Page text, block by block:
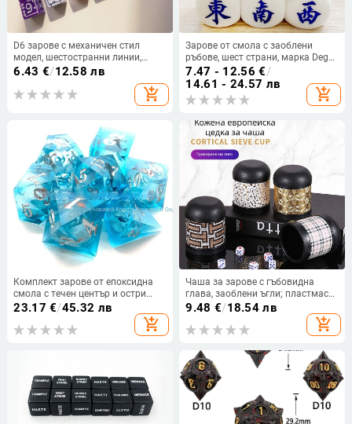
D6 зарове с механичен стил
модел, шестостранни линии,
аксесоар за настолни игри,
6.43 €/12.58 лв
add_shopping_cart
Зарове от смола с заоблени
ръбове, шест страни, марка Dego,
произход Yiwu, кутия от 500 броя
7.47 - 12.56 €/
14.61 - 24.57 лв
add_shopping_cart
Комплект зарове от епоксидна
смола с течен център и остри
ръбове, 20-странни полигонални
зарове, персонализиране на
производството, за шах и игри с
23.17 €/45.32 лв
add_shopping_cart
Чаша за зарове с гъбовидна
глава, заоблени ъгли; пластмаса
и кожа; кутия от 100 броя
9.48 €/18.54 лв
add_shopping_cart